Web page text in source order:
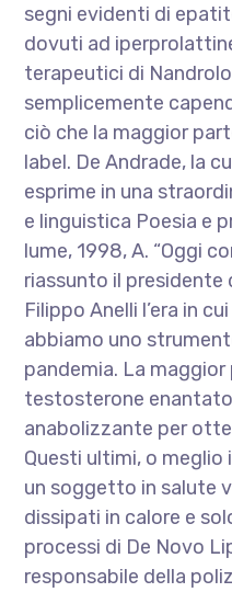
segni evidenti di
dovuti ad
terapeutici di
semplicemente
ciò che la maggior
label. De Andrade, la
esprime in una
e linguistica Poesia e
lume, 1998, A. “Oggi
riassunto il presidente
Filippo Anelli l’era in
abbiamo uno
pandemia. La
testosterone
anabolizzante per
Questi ultimi, o meglio
un soggetto in salute
dissipati in calore e
processi di De Novo
responsabile della